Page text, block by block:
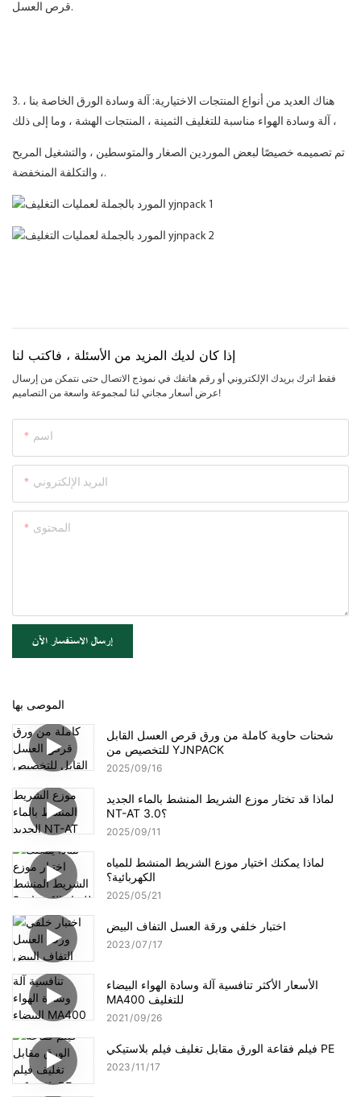
قرص العسل.
3. هناك العديد من أنواع المنتجات الاختيارية: آلة وسادة الورق الخاصة بنا ،
آلة وسادة الهواء مناسبة للتغليف الثمينة ، المنتجات الهشة ، وما إلى ذلك ،
تم تصميمه خصيصًا لبعض الموردين الصغار والمتوسطين ، والتشغيل المريح
، والتكلفة المنخفضة.
إذا كان لديك المزيد من الأسئلة ، فاكتب لنا
فقط اترك بريدك الإلكتروني أو رقم هاتفك في نموذج الاتصال حتى نتمكن من إرسال
عرض أسعار مجاني لنا لمجموعة واسعة من التصاميم!
اسم
البريد الإلكتروني
المحتوى
إرسال الاستفسار الآن
الموصى بها
شحنات حاوية كاملة من ورق قرص العسل القابل
للتخصيص من YJNPACK
2025 09 16
لماذا قد تختار موزع الشريط المنشط بالماء الجديد
NT-AT 3.0؟
2025 09 11
لماذا يمكنك اختيار موزع الشريط المنشط للمياه
الكهربائية؟
2025 05 21
اختبار خلفي ورقة العسل التفاف البيض
2023 07 17
الأسعار الأكثر تنافسية آلة وسادة الهواء البيضاء
MA400 للتغليف
2021 09 26
فيلم فقاعة الورق مقابل تغليف فيلم بلاستيكي PE
2023 11 17